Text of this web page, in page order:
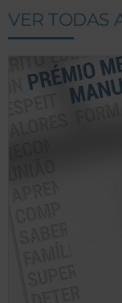
VER TODAS